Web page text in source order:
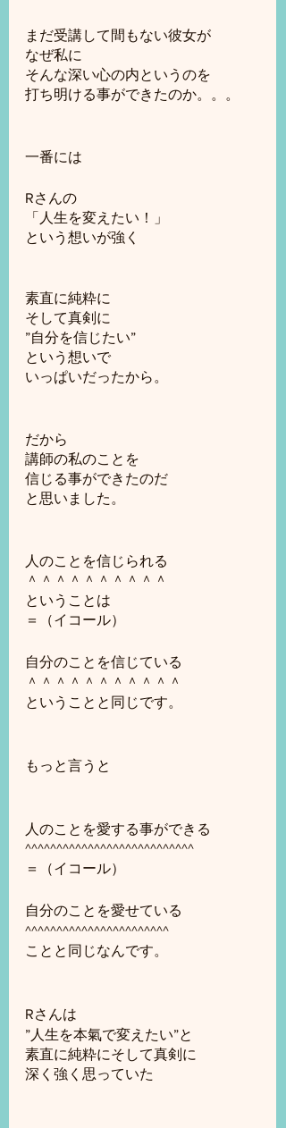
まだ受講して間もない彼女が
なぜ私に
そんな深い心の内というのを
打ち明ける事ができたのか。。。
一番には
Rさんの
「人生を変えたい！」
という想いが強く
素直に純粋に
そして真剣に
”自分を信じたい”
という想いで
いっぱいだったから。
だから
講師の私のことを
信じる事ができたのだ
と思いました。
人のことを信じられる
＾＾＾＾＾＾＾＾＾＾
ということは
＝（イコール）
自分のことを信じている
＾＾＾＾＾＾＾＾＾＾＾
ということと同じです。
もっと言うと
人のことを愛する事ができる
^^^^^^^^^^^^^^^^^^^^^^^^^^^
＝（イコール）
自分のことを愛せている
^^^^^^^^^^^^^^^^^^^^^^^
ことと同じなんです。
Rさんは
”人生を本氣で変えたい”と
素直に純粋にそして真剣に
深く強く思っていた